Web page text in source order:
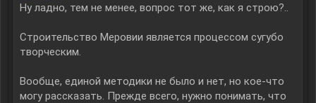
Ну ладно, тем не менее, вопрос тот же, как я строю?..
Строительство Меровии является процессом сугубо
творческим.
Вообще, единой методики не было и нет, но кое-что
могу рассказать. Прежде всего, нужно понимать, что